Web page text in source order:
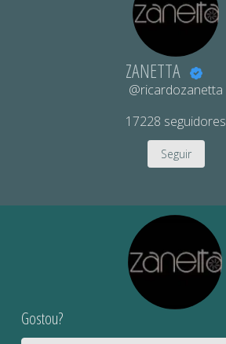
ZANETTA
@ricardozanetta
17228 seguidores
Seguir
Gostou?